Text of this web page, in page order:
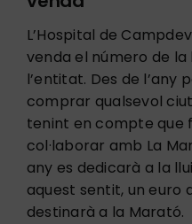
L’Hospital de
venda el número de
l’entitat. Des de
comprar qualsevol
tenint en compte que
col·laborar amb La
any es dedicarà a la
aquest sentit, un euro
destinarà a la Marató.